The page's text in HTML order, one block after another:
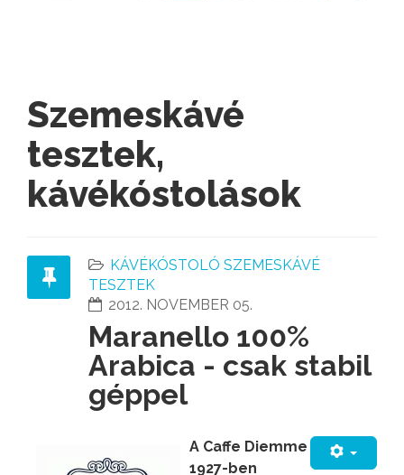
Szemeskávé
tesztek,
kávékóstolások
KÁVÉKÓSTOLÓ SZEMESKÁVÉ
TESZTEK
2012. NOVEMBER 05.
Maranello 100%
Arabica - csak stabil
géppel
A Caffe Diemme
1927-ben